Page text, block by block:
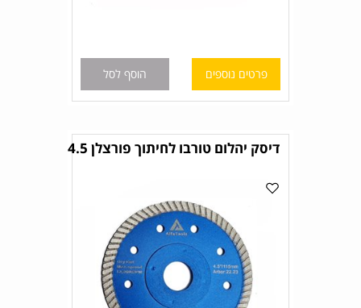
פרטים נוספים הוסף לסל
דיסק יהלום טורבו לחיתוך פורצלן 4.5